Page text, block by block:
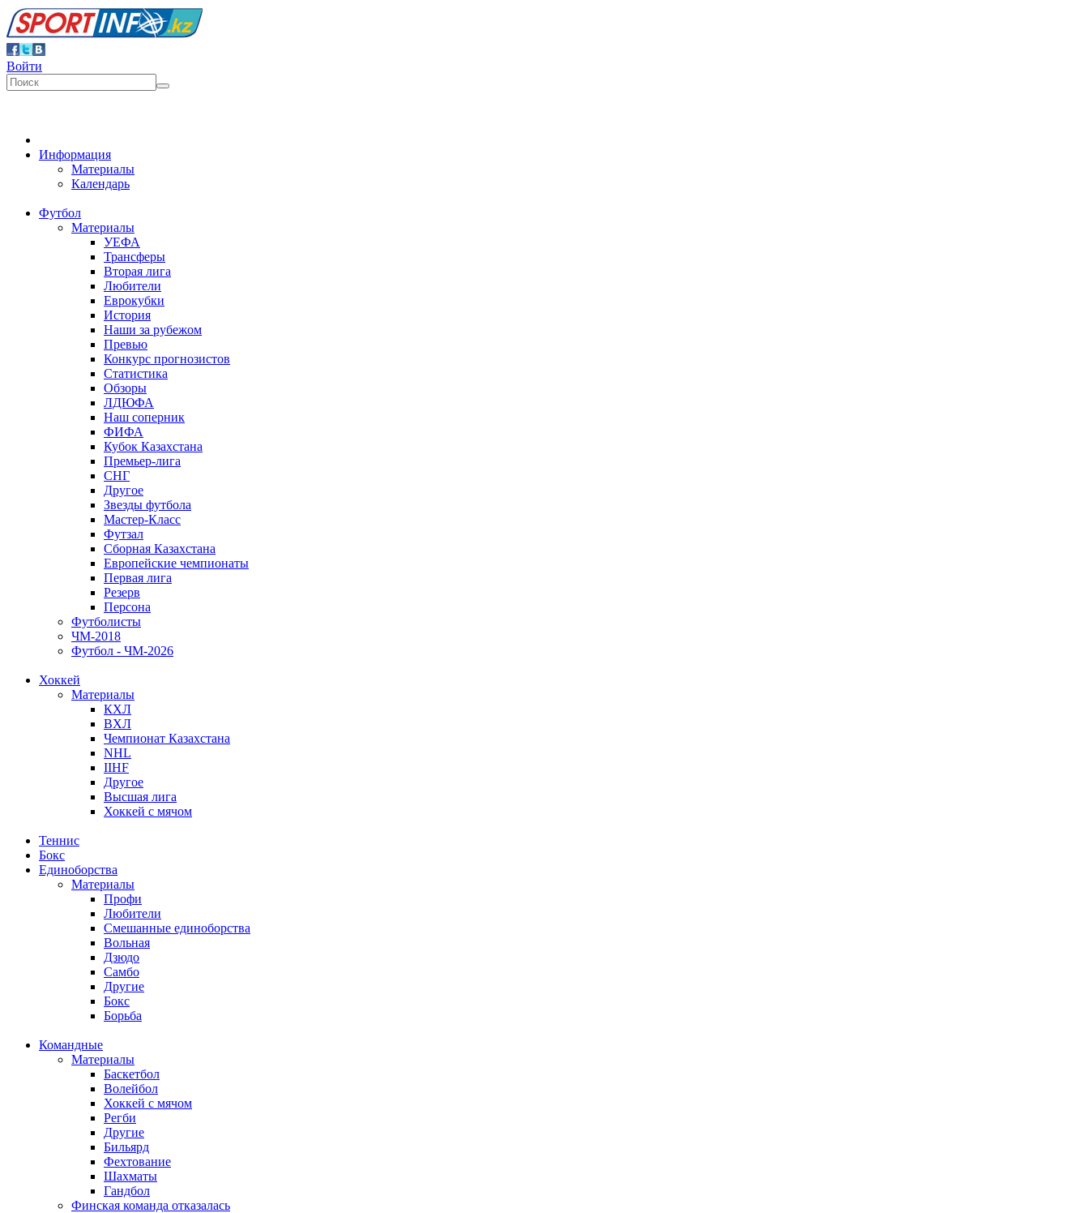
Войти
Информация
Материалы
Календарь
Футбол
Материалы
УЕФА
Трансферы
Вторая лига
Любители
Еврокубки
История
Наши за рубежом
Превью
Конкурс прогнозистов
Статистика
Обзоры
ЛДЮФА
Наш соперник
ФИФА
Кубок Казахстана
Премьер-лига
СНГ
Другое
Звезды футбола
Мастер-Класс
Футзал
Сборная Казахстана
Европейские чемпионаты
Первая лига
Резерв
Персона
Футболисты
ЧМ-2018
Футбол - ЧМ-2026
Хоккей
Материалы
КХЛ
ВХЛ
Чемпионат Казахстана
NHL
IIHF
Другое
Высшая лига
Хоккей с мячом
Теннис
Бокс
Единоборства
Материалы
Профи
Любители
Смешанные единоборства
Вольная
Дзюдо
Самбо
Другие
Бокс
Борьба
Командные
Материалы
Баскетбол
Волейбол
Хоккей с мячом
Регби
Другие
Бильярд
Фехтование
Шахматы
Гандбол
Финская команда отказалась